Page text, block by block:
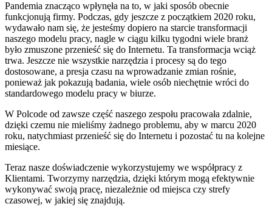
Pandemia znacząco wpłynęła na to, w jaki sposób obecnie
funkcjonują firmy. Podczas, gdy jeszcze z początkiem 2020 roku,
wydawało nam się, że jesteśmy dopiero na starcie transformacji
naszego modelu pracy, nagle w ciągu kilku tygodni wiele branż
było zmuszone przenieść się do Internetu. Ta transformacja wciąż
trwa. Jeszcze nie wszystkie narzędzia i procesy są do tego
dostosowane, a presja czasu na wprowadzanie zmian rośnie,
ponieważ jak pokazują badania, wiele osób niechętnie wróci do
standardowego modelu pracy w biurze.
W Polcode od zawsze część naszego zespołu pracowała zdalnie,
dzięki czemu nie mieliśmy żadnego problemu, aby w marcu 2020
roku, natychmiast przenieść się do Internetu i pozostać tu na kolejne
miesiące.
Teraz nasze doświadczenie wykorzystujemy we współpracy z
Klientami. Tworzymy narzędzia, dzięki którym mogą efektywnie
wykonywać swoją pracę, niezależnie od miejsca czy strefy
czasowej, w jakiej się znajdują.